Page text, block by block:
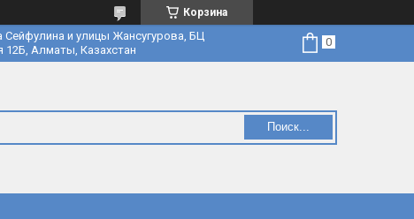
Корзина
Сейфулина и улицы Жансугурова, БЦ
12Б, Алматы, Казахстан
Поиск...